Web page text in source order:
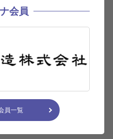
会員
員一覧